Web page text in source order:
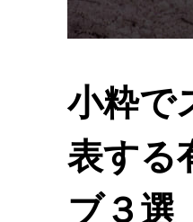
小粋で
表する
ブ３選